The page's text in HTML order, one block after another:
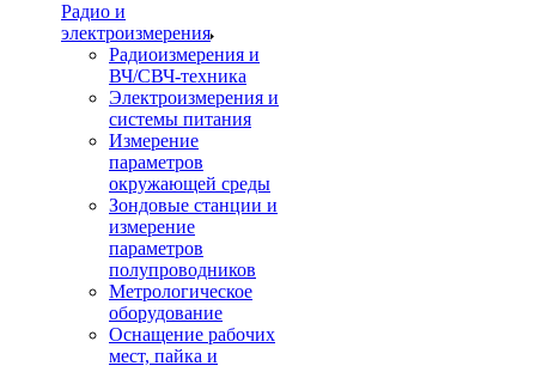
Радио и
электроизмерения
Радиоизмерения и
ВЧ/СВЧ-техника
Электроизмерения и
системы питания
Измерение
параметров
окружающей среды
Зондовые станции и
измерение
параметров
полупроводников
Метрологическое
оборудование
Оснащение рабочих
мест, пайка и